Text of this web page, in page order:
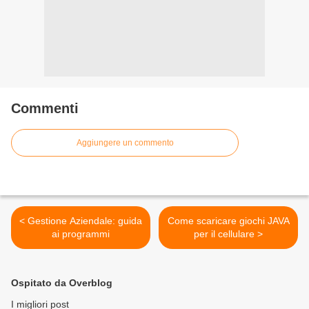
Commenti
Aggiungere un commento
< Gestione Aziendale: guida
ai programmi
Come scaricare giochi JAVA
per il cellulare >
Ospitato da Overblog
I migliori post